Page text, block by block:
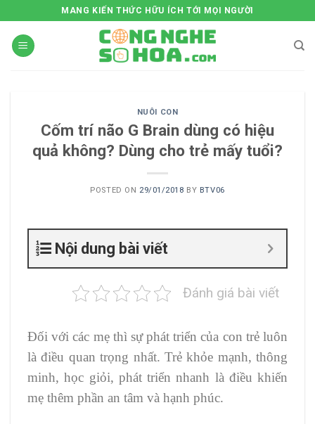
to
content
MANG KIẾN THỨC HỮU ÍCH TỚI MỌI NGƯỜI
NUÔI CON
Cốm trí não G Brain dùng có hiệu
quả không? Dùng cho trẻ mấy tuổi?
POSTED ON 29/01/2018 BY BTV06
Nội dung bài viết
Đánh giá bài viết
Đối với các mẹ thì sự phát triển của con trẻ luôn
là điều quan trọng nhất. Trẻ khỏe mạnh, thông
minh, học giỏi, phát triển nhanh là điều khiến
mẹ thêm phần an tâm và hạnh phúc.